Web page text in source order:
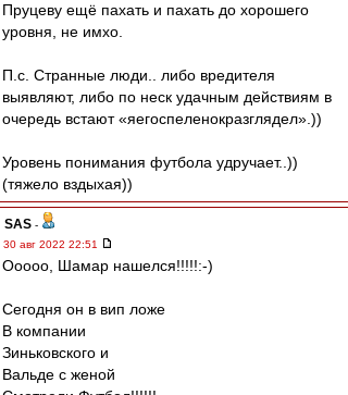
Пруцеву ещё пахать и пахать до хорошего
уровня, не имхо.
П.с. Странные люди.. либо вредителя
выявляют, либо по неск удачным действиям в
очередь встают «яегоспеленокразглядел».))
Уровень понимания футбола удручает..))
(тяжело вздыхая))
SAS -
30 авг 2022 22:51
Ооооо, Шамар нашелся!!!!!:-)
Сегодня он в вип ложе
В компании
Зиньковского и
Вальде с женой